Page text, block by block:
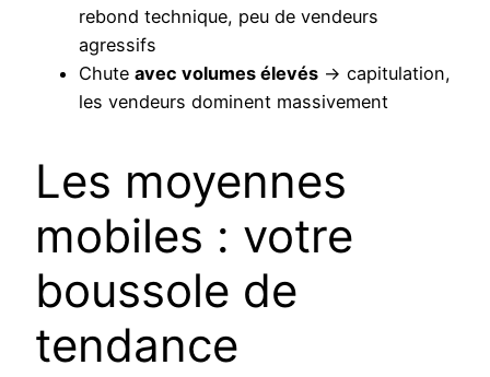
rebond technique, peu de vendeurs
agressifs
Chute avec volumes élevés → capitulation,
les vendeurs dominent massivement
Les moyennes
mobiles : votre
boussole de
tendance